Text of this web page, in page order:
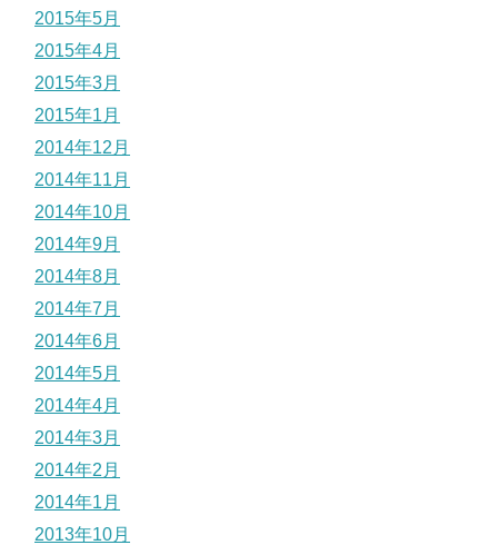
2015年5月
2015年4月
2015年3月
2015年1月
2014年12月
2014年11月
2014年10月
2014年9月
2014年8月
2014年7月
2014年6月
2014年5月
2014年4月
2014年3月
2014年2月
2014年1月
2013年10月